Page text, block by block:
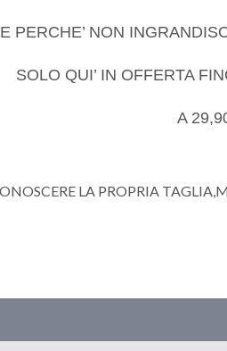
PERCHE’ NON
SOLO QUI’ IN OFFERTA
A
LA PROPRIA